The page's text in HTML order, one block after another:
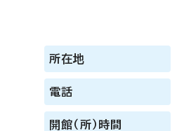
所在地
電話
開館（所）時間